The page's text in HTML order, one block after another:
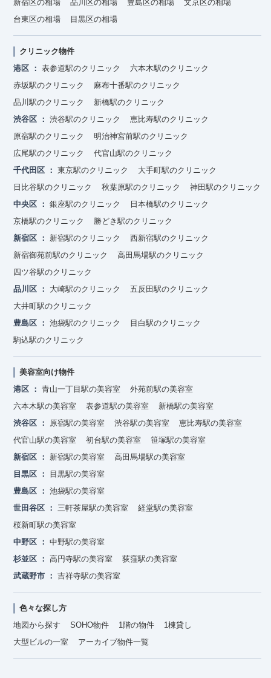
新宿区の相場
品川区の相場 豊島区の相場
文京区の相場
台東区の相場
目黒区の相場
クリニック物件
港区
表参道駅のクリニック
六本木駅のクリニック
赤坂駅のクリニック
麻布十番駅のクリニック
品川駅のクリニック
新橋駅のクリニック
渋谷区
渋谷駅のクリニック
恵比寿駅のクリニック
原宿駅のクリニック
明治神宮前駅のクリニック
広尾駅のクリニック
代官山駅のクリニック
千代田区
東京駅のクリニック
大手町駅のクリニック
日比谷駅のクリニック
秋葉原駅のクリニック
神田駅のクリニック
中央区
銀座駅のクリニック
日本橋駅のクリニック
京橋駅のクリニック
勝どき駅のクリニック
新宿区
新宿駅のクリニック
西新宿駅のクリニック
新宿御苑前駅のクリニック
高田馬場駅のクリニック
四ツ谷駅のクリニック
品川区
大崎駅のクリニック
五反田駅のクリニック
大井町駅のクリニック
豊島区
池袋駅のクリニック
目白駅のクリニック
駒込駅のクリニック
美容室向け物件
港区
青山一丁目駅の美容室
外苑前駅の美容室
六本木駅の美容室
表参道駅の美容室
新橋駅の美容室
渋谷区
原宿駅の美容室 渋谷駅の美容室
恵比寿駅の美容室
代官山駅の美容室
初台駅の美容室
笹塚駅の美容室
新宿区
新宿駅の美容室
高田馬場駅の美容室
目黒区
目黒駅の美容室
豊島区
池袋駅の美容室
世田谷区
三軒茶屋駅の美容室
経堂駅の美容室
桜新町駅の美容室
中野区
中野駅の美容室
杉並区
高円寺駅の美容室
荻窪駅の美容室
武蔵野市
吉祥寺駅の美容室
色々な探し方
地図から探す
SOHO物件 1階の物件
1棟貸し
大型ビルの一室
アーカイブ物件一覧